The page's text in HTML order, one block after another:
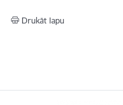
Drukāt lapu